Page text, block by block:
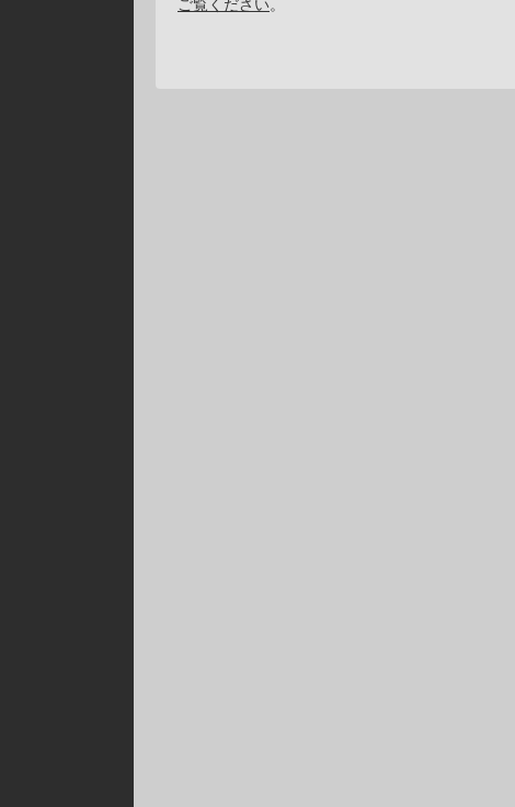
ご覧ください。